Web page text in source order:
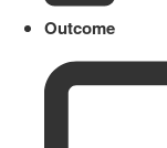
Outcome